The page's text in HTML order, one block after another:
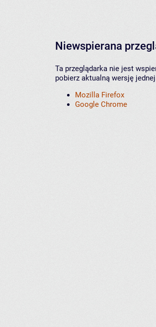
Niewspierana
Ta przeglądarka nie jest
pobierz aktualną wersję
Mozilla Firefox
Google Chrome